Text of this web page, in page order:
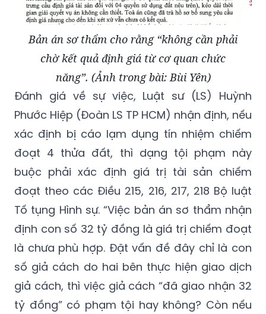
Bản án sơ thẩm cho rằng “không cần phải
chờ kết quả định giá từ cơ quan chức
năng”. (Ảnh trong bài: Bùi Yên)
Đánh giá về sự việc, Luật sư (LS) Huỳnh
Phước Hiệp (Đoàn LS TP HCM) nhận định, nếu
xác định bị cáo lạm dụng tín nhiệm chiếm
đoạt 4 thửa đất, thì dạng tội phạm này
buộc phải xác định giá trị tài sản chiếm
đoạt theo các Điều 215, 216, 217, 218 Bộ luật
Tố tụng Hình sự. “Việc bản án sơ thẩm nhận
định con số 32 tỷ đồng là giá trị chiếm đoạt
là chưa phù hợp. Đặt vấn đề đây chỉ là con
số giả cách do hai bên thực hiện giao dịch
giả cách, thì việc giả cách “đã giao nhận 32
tỷ đồng” có phạm tội hay không? Còn nếu